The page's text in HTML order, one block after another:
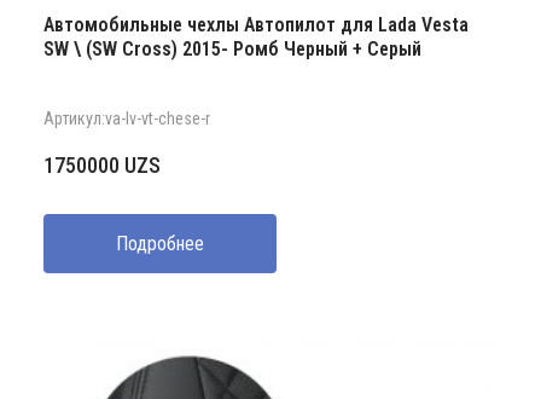
Автомобильные чехлы Автопилот для Lada Vesta
SW \ (SW Cross) 2015- Ромб Черный + Серый
Артикул:va-lv-vt-chese-r
1750000 UZS
Подробнее